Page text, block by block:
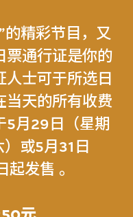
的精彩节目，又
票通行证是你的
士可于所选日
当天的所有收费
5月29日（星期
或5月31日
起发售 。